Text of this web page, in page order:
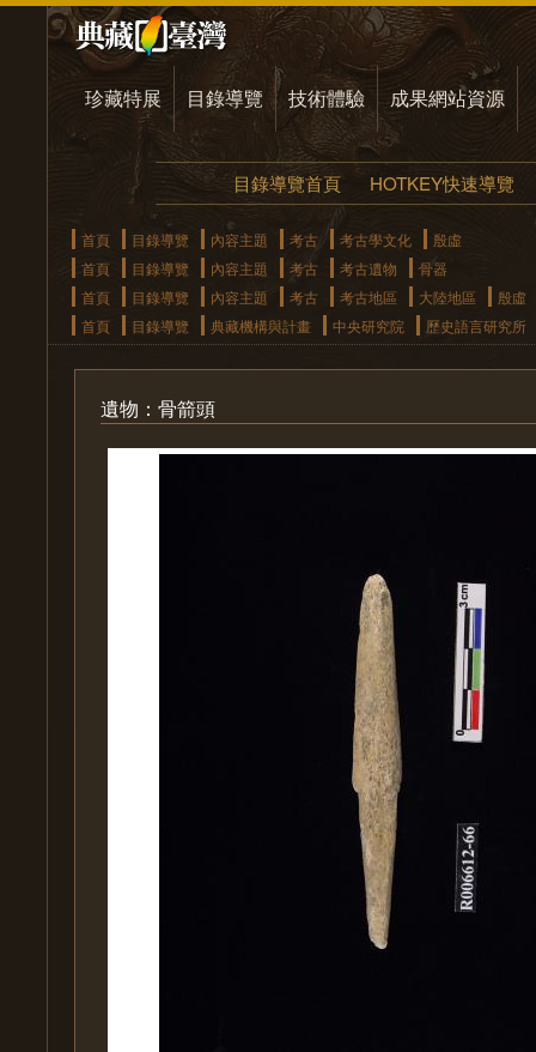
珍藏特展 目錄導覽 技術體驗 成果網站資源
目錄導覽首頁 HOTKEY快速導覽
首頁 目錄導覽 內容主題 考古 考古學文化
殷虛
首頁
目錄導覽 內容主題 考古 考古遺物
骨器
首頁
目錄導覽 內容主題 考古 考古地區 大陸地區
殷虛
首頁
目錄導覽 典藏機構與計畫 中央研究院 歷史語言研究所
遺物：骨箭頭